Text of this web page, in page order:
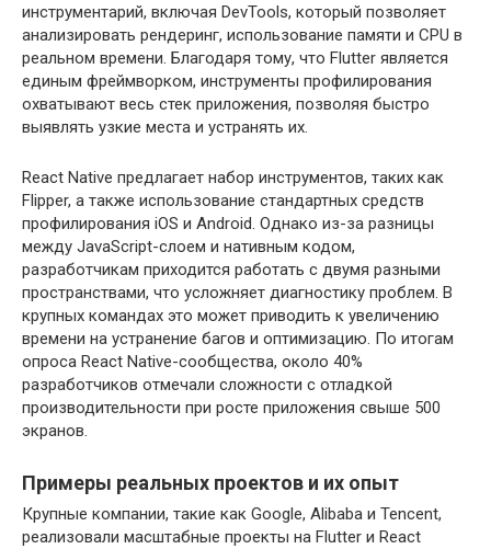
инструментарий, включая DevTools, который позволяет
анализировать рендеринг, использование памяти и CPU в
реальном времени. Благодаря тому, что Flutter является
единым фреймворком, инструменты профилирования
охватывают весь стек приложения, позволяя быстро
выявлять узкие места и устранять их.
React Native предлагает набор инструментов, таких как
Flipper, а также использование стандартных средств
профилирования iOS и Android. Однако из-за разницы
между JavaScript-слоем и нативным кодом,
разработчикам приходится работать с двумя разными
пространствами, что усложняет диагностику проблем. В
крупных командах это может приводить к увеличению
времени на устранение багов и оптимизацию. По итогам
опроса React Native-сообщества, около 40%
разработчиков отмечали сложности с отладкой
производительности при росте приложения свыше 500
экранов.
Примеры реальных проектов и их опыт
Крупные компании, такие как Google, Alibaba и Tencent,
реализовали масштабные проекты на Flutter и React